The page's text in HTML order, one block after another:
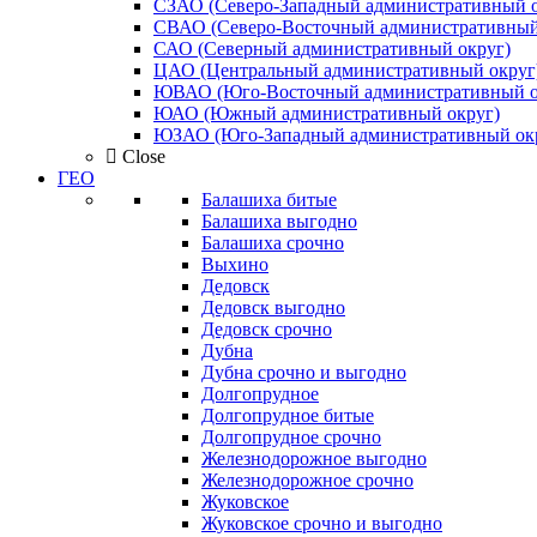
СЗАО (Северо-Западный административный
СВАО (Северо-Восточный
САО (Северный административный округ)
ЦАО (Центральный административный
ЮВАО (Юго-Восточный административный
ЮАО (Южный административный округ)
ЮЗАО (Юго-Западный административный
Close
ГЕО
Балашиха битые
Балашиха выгодно
Балашиха срочно
Выхино
Дедовск
Дедовск выгодно
Дедовск срочно
Дубна
Дубна срочно и выгодно
Долгопрудное
Долгопрудное битые
Долгопрудное срочно
Железнодорожное выгодно
Железнодорожное срочно
Жуковское
Жуковское срочно и выгодно